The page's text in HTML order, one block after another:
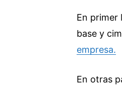
En primer
base y
empresa.
En otras